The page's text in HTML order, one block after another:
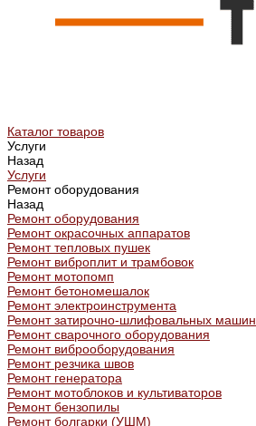
Каталог товаров
Услуги
Назад
Услуги
Ремонт оборудования
Назад
Ремонт оборудования
Ремонт окрасочных аппаратов
Ремонт тепловых пушек
Ремонт виброплит и трамбовок
Ремонт мотопомп
Ремонт бетономешалок
Ремонт электроинструмента
Ремонт затирочно-шлифовальных машин
Ремонт сварочного оборудования
Ремонт виброоборудования
Ремонт резчика швов
Ремонт генератора
Ремонт мотоблоков и культиваторов
Ремонт бензопилы
Ремонт болгарки (УШМ)